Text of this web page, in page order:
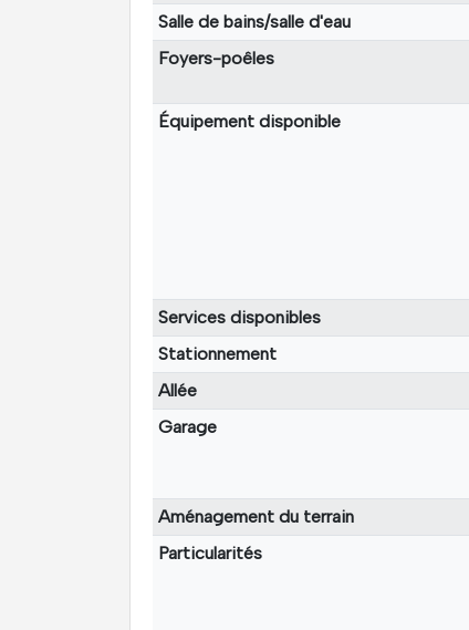
Salle de bains/salle d'eau
Foyers-poêles
Équipement disponible
Services disponibles
Stationnement
Allée
Garage
Aménagement du terrain
Particularités